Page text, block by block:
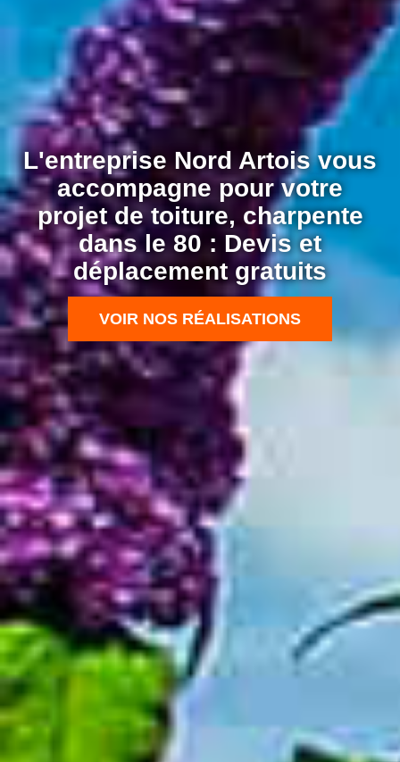
L'entreprise Nord Artois vous
accompagne pour votre
projet de toiture, charpente
dans le 80 : Devis et
déplacement gratuits
VOIR NOS RÉALISATIONS